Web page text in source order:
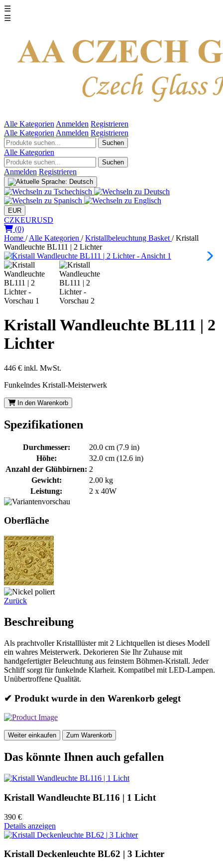
☰
☰
Alle Kategorien Anmelden Registrieren
Alle Kategorien Anmelden Registrieren
Suchen
Alle Kategorien
Suchen
Anmelden Registrieren
EUR
CZKEURUSD
(0)
Home / Alle Kategorien / Kristallbeleuchtung Basket / Kristall
Wandleuchte BL111 | 2 Lichter
Kristall Wandleuchte BL111 | 2
Lichter
446 € inkl. MwSt.
Funkelndes Kristall-Meisterwerk
In den Warenkorb
Spezifikationen
Durchmesser:
20.0 cm (7.9 in)
Höhe:
32.0 cm (12.6 in)
Anzahl der Glühbirnen: 2
Gewicht:
2.00 kg
Leistung:
2 x 40W
Oberfläche
Zurück
Beschreibung
Als prachtvoller Kristalllüster mit 2 Lichtquellen ist dieses Modell
ein wahres Meisterwerk. Dekorieren Sie Ihr Zuhause mit
handgefertigter Beleuchtung aus feinstem Böhmen-Kristall. Jeder
Schliff sorgt für funkelnde Klarheit. Kompatibel mit LED-Lampen.
Unübertroffene Qualität.
✔ Produkt wurde in den Warenkorb gelegt
Weiter einkaufen Zum Warenkorb
Das könnte Ihnen auch gefallen
Kristall Wandleuchte BL116 | 1 Licht
390 €
Details anzeigen
Kristall Deckenleuchte BL62 | 3 Lichter